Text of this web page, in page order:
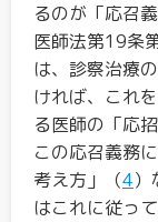
るのが「応召
医師法第19条
は、診察治療
ければ、これ
る医師の「応
この応召義務
考え方」（4）
はこれに従っ